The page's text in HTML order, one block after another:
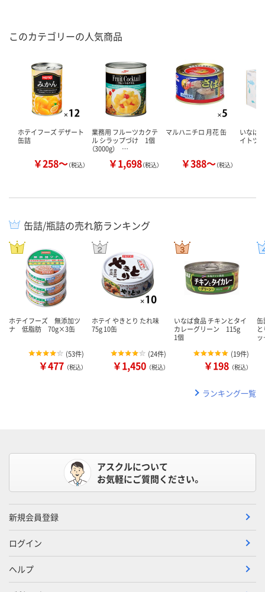
このカテゴリーの人気商品
ホテイフーズ デザート
缶詰
￥258～（税込）
業務用 フルーツカクテ
ル シラップづけ 1個
（3000g） …
￥1,698（税込）
マルハニチロ 月花 缶
￥388～（税込）
いなば
イトツナ
缶詰/瓶詰の売れ筋ランキング
ホテイフーズ 無添加ツ
ナ 低脂肪 70g×3缶
(53件)
￥477 （税込）
ホテイ やきとり たれ味
75g 10缶
(24件)
￥1,450 （税込）
いなば食品 チキンとタイ
カレーグリーン 115g
1個
(19件)
￥198 （税込）
缶
ランキング一覧
アスクルについて
お気軽にご質問ください。
新規会員登録
ログイン
ヘルプ